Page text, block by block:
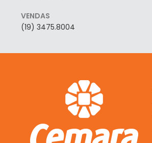
VENDAS
(19) 3475.8004